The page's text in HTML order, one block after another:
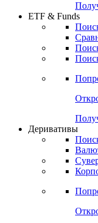
ETF & Funds
Деривативы